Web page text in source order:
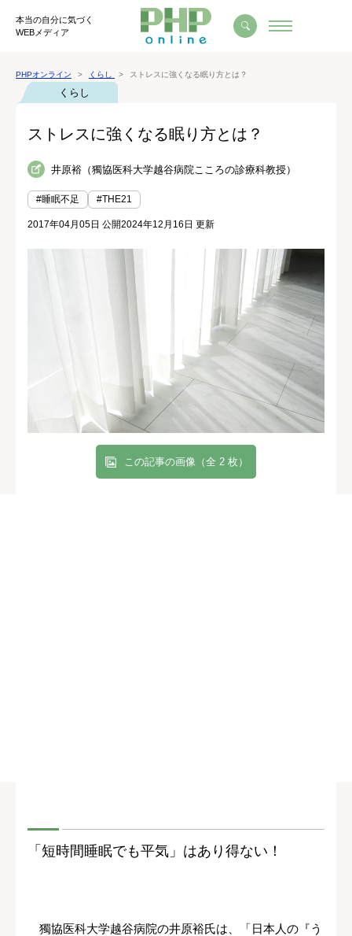
本当の自分に気づく
WEBメディア
PHPオンライン くらし ストレスに強くなる眠り方とは？
くらし
ストレスに強くなる眠り方とは？
井原裕（獨協医科大学越谷病院こころの診療科教授）
#睡眠不足 #THE21
2017年04月05日 公開2024年12月16日 更新
この記事の画像（全 2 枚）
「短時間睡眠でも平気」はあり得ない！
獨協医科大学越谷病院の井原裕氏は、「日本人の『う